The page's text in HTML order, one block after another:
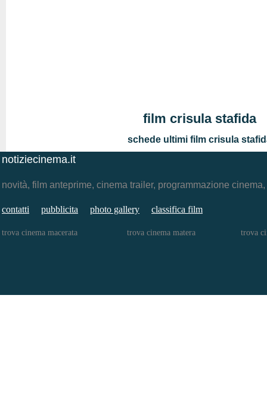
film crisula stafida
schede ultimi film crisula
notiziecinema.it
novità, film anteprime, cinema trailer, programmazione
contatti pubblicita photo gallery classifica film
trova cinema macerata trova cinema matera trova